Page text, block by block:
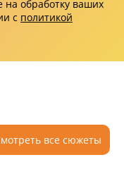
на обработку ваших
с политикой
все сюжеты